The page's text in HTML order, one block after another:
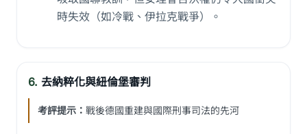
時失效（如冷戰、伊拉克戰爭）。
6. 去納粹化與紐倫堡審判
考評提示： 戰後德國重建與國際刑事司法的先河